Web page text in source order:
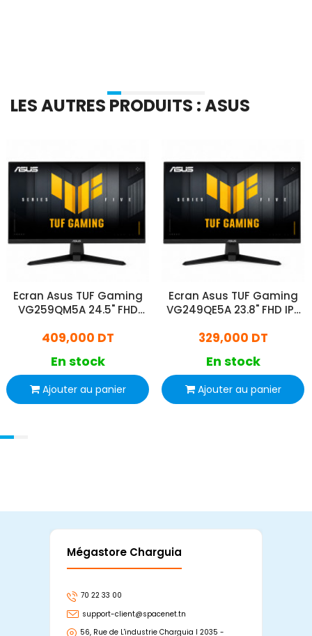
LES AUTRES PRODUITS : ASUS
Ecran Asus TUF Gaming
VG259QM5A 24.5" FHD
409,000 DT
En stock
Ajouter au panier
Ecran Asus TUF Gaming
VG249QE5A 23.8" FHD IPS
329,000 DT
En stock
Ajouter au panier
Mégastore Charguia
70 22 33 00
support-client@spacenet.tn
56, Rue de L'industrie Charguia I 2035 -